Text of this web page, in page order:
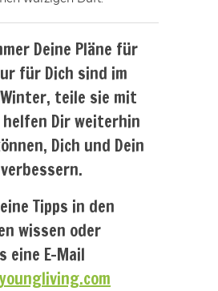
Deine Pläne für
für Dich sind im
teile sie mit
Dir weiterhin
Dich und Dein
Tipps in den
wissen oder
eine E-Mail